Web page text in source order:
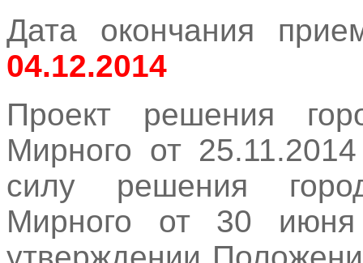
Дата окончания
04.12.2014
Проект решения
Мирного от
силу решения
Мирного от 30